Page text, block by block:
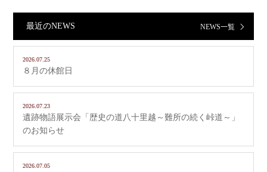
最近のNEWS NEWS一覧
2026.07.25
８月の休館日
2026.07.23
遺跡物語展示会「歴史の道八十里越～難所の続く峠道～」
のお知らせ
2026.07.05